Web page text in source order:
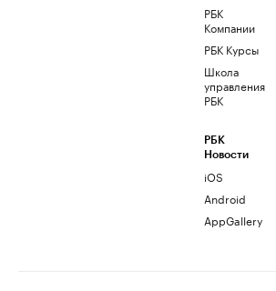
РБК
Компании
РБК Курсы
Школа
управления
РБК
РБК
Новости
iOS
Android
AppGallery